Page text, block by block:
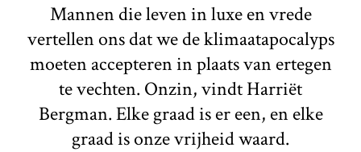
Mannen die leven in luxe en vrede
vertellen ons dat we de klimaatapocalyps
moeten accepteren in plaats van ertegen
te vechten. Onzin, vindt Harriët
Bergman. Elke graad is er een, en elke
graad is onze vrijheid waard.